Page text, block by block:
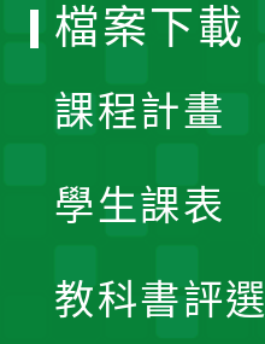
檔案下載
課程計畫
學生課表
教科書評選